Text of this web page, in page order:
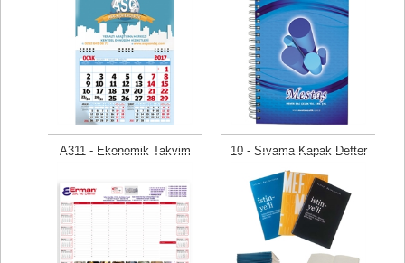
Fiyat isteyiniz Fiyat isteyiniz
A311 - Ekonomik Takvim 10 - Sıvama Kapak Defter
Fiyat isteyiniz